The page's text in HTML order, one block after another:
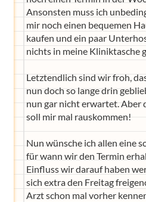
Ansonsten muss ich
mir noch einen bequemen
kaufen und ein paar
nichts in meine Kliniktasche
Letztendlich sind wir froh,
nun doch so lange drin
nun gar nicht erwartet. Aber
soll mir mal rauskommen!
Nun wünsche ich allen eine
für wann wir den Termin
Einfluss wir darauf haben
sich extra den Freitag
Arzt schon mal vorher